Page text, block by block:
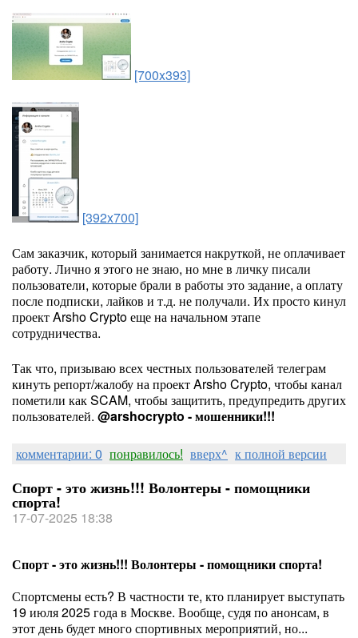
[700x393]
[392x700]
Сам заказчик, который занимается накруткой, не оплачивает
работу. Лично я этого не знаю, но мне в личку писали
пользователи, которые брали в работы это задание, а оплату
после подписки, лайков и т.д. не получали. Их просто кинул
проект Arsho Crypto еще на начальном этапе
сотрудничества.
Так что, призываю всех честных пользователей телеграм
кинуть репорт/жалобу на проект Arsho Crypto, чтобы канал
пометили как SCAM, чтобы защитить, предупредить других
пользователей. @arshocrypto - мошенники!!!
комментарии: 0 понравилось! вверх^ к полной версии
Спорт - это жизнь!!! Волонтеры - помощники
спорта!
17-07-2025 18:38
Спорт - это жизнь!!! Волонтеры - помощники спорта!
Спортсмены есть? В частности те, кто планирует выступать
19 июля 2025 года в Москве. Вообще, судя по анонсам, в
этот день будет много спортивных мероприятий, но...